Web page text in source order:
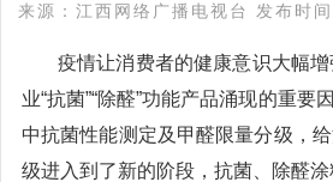
来源：江西网络广播电视台 发布时
疫情让消费者的健康意识大幅
业“抗菌”“除醛”功能产品涌现的重
中抗菌性能测定及甲醛限量分级，
级进入到了新的阶段，抗菌、除醛涂